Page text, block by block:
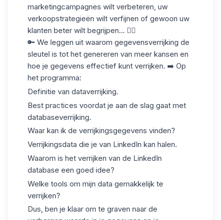
marketingcampagnes wilt verbeteren, uw
verkoopstrategieën wilt verfijnen of gewoon uw
klanten beter wilt begrijpen... 👇🏼
🔑 We leggen uit waarom gegevensverrijking de
sleutel is tot het genereren van meer kansen en
hoe je gegevens effectief kunt verrijken. ➡️ Op
het programma:
Definitie van dataverrijking.
Best practices voordat je aan de slag gaat met
databaseverrijking.
Waar kan ik de verrijkingsgegevens vinden?
Verrijkingsdata die je van LinkedIn kan halen.
Waarom is het verrijken van de LinkedIn
database een goed idee?
Welke tools om mijn data gemakkelijk te
verrijken?
Dus, ben je klaar om te graven naar de